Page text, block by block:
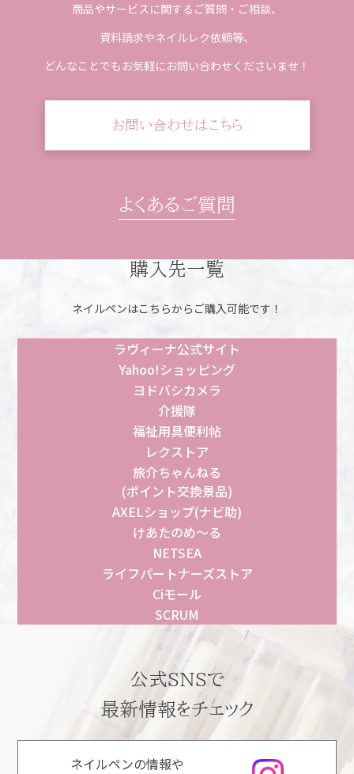
商品やサービスに関するご質問・ご相談、
資料請求やネイルレク依頼等、
どんなことでもお気軽にお問い合わせくださいませ！
お問い合わせはこちら
よくあるご質問
購入先一覧
ネイルペンはこちらからご購入可能です！
ラヴィーナ公式サイト
Yahoo!ショッピング
ヨドバシカメラ
介援隊
福祉用具便利帖
レクストア
旅介ちゃんねる
(ポイント交換景品)
AXELショップ(ナビ助)
けあたのめ〜る
NETSEA
ライフパートナーズストア
Ciモール
SCRUM
公式SNSで
最新情報をチェック
ネイルペンの情報や